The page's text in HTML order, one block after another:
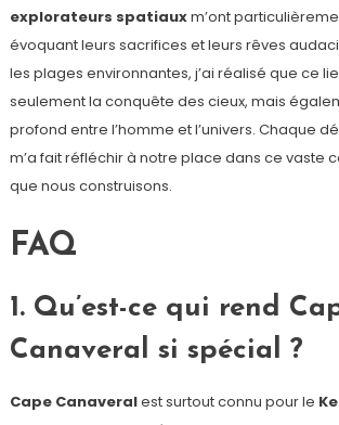
explorateurs spatiauxm’ont
évoquant leurs sacrifices et leurs rêves
les plages environnantes, j’ai réalisé que ce
seulement la conquête des cieux, mais
profond entre l’homme et l’univers. Chaque
m’a fait réfléchir à notre place dans ce vaste
que nous construisons.
FAQ
1. Qu’est-ce qui rend
Canaveral si spécial ?
Cape Canaveralest surtout connu pour le